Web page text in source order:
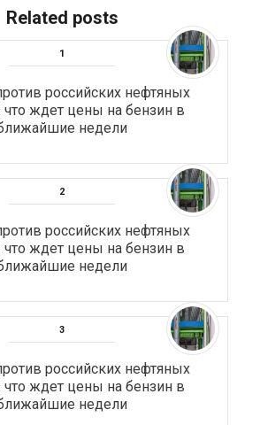
Related posts
российских нефтяных
что ждет цены на бензин в
недели
российских нефтяных
что ждет цены на бензин в
недели
российских нефтяных
что ждет цены на бензин в
недели